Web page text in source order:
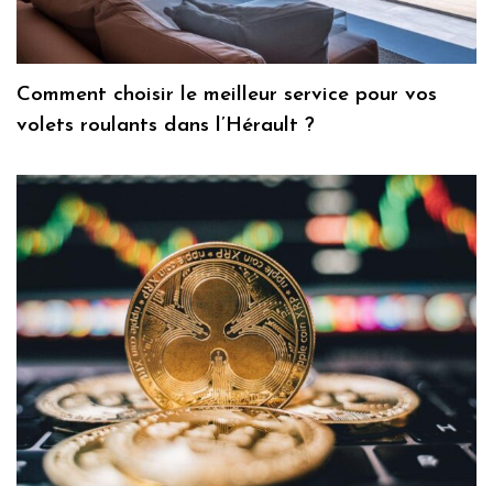
Comment choisir le meilleur service pour vos
volets roulants dans l’Hérault ?